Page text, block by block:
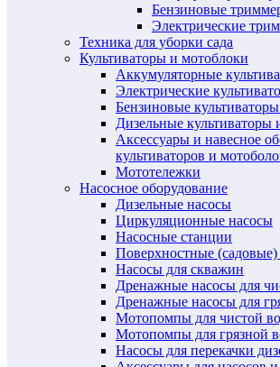
Бензиновые
Электрические
Техника для уборки сада
Культиваторы и мотоблоки
Аккумуляторные
Электрические
Бензиновые
Дизельные культиваторы
Аксессуары и навесное
культиваторов и
Мототележки
Насосное оборудование
Дизельные насосы
Циркуляционные насосы
Насосные станции
Поверхностные
Насосы для скважин
Дренажные насосы для
Дренажные насосы для
Мотопомпы для чистой
Мотопомпы для грязной
Насосы для перекачки